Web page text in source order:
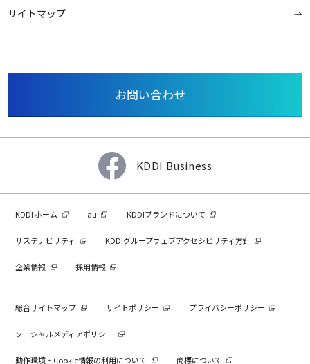
サイトマップ
お問い合わせ
KDDI Business
KDDI ホーム au KDDIブランドについて
サステナビリティ KDDIグループウェブアクセシビリティ方針
企業情報 採用情報
総合サイトマップ サイトポリシー プライバシーポリシー
ソーシャルメディアポリシー
動作環境・Cookie情報の利用について 商標について